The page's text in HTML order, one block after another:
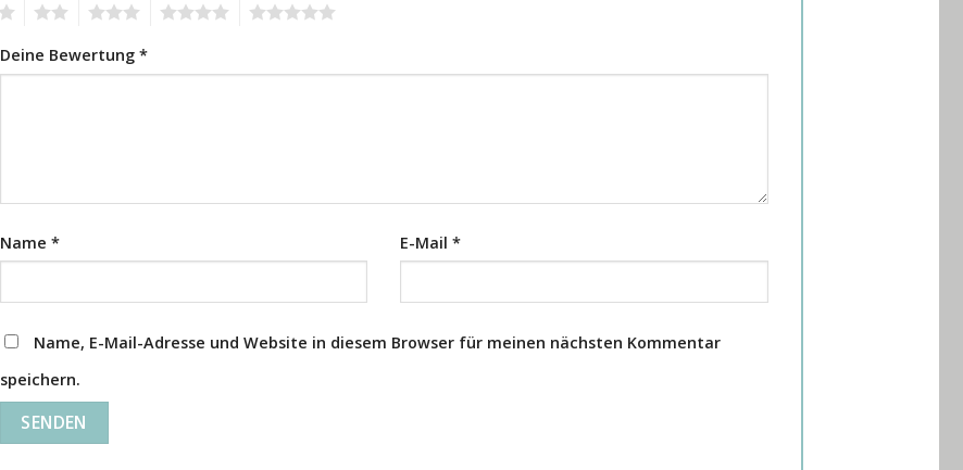
Deine Bewertung *
Name * E-Mail*
Name, E-Mail-Adresse und Website in diesem Browser für meinen nächsten Kommentar
speichern.